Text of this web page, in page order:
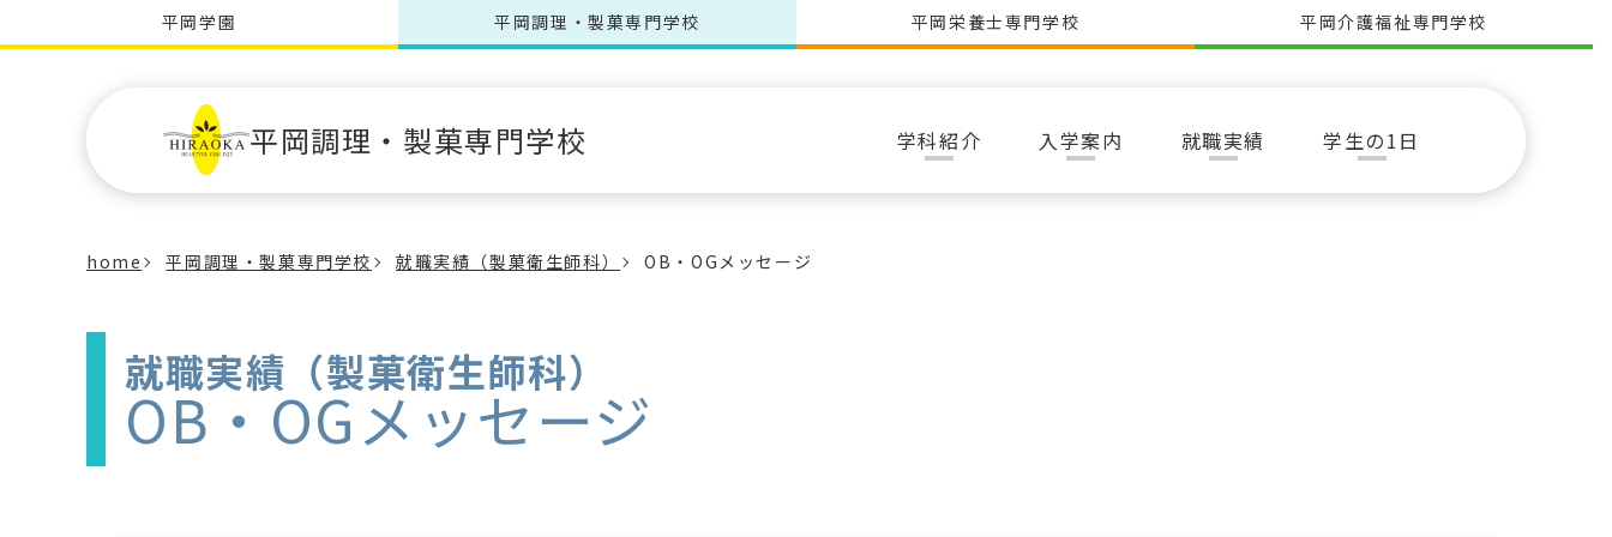
平岡調理・製菓専門学校
平岡学園 平岡調理・製菓専門学校 平岡栄養士専門学校 平岡介護福祉専門学校
学科紹介 入学案内 就職実績 学生の1日
home 平岡調理・製菓専門学校 就職実績（製菓衛生師科） OB・OGメッセージ
就職実績（製菓衛生師科）
OB・OGメッセージ